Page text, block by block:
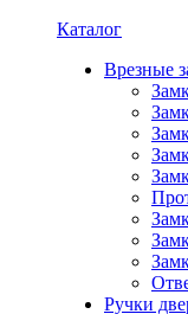
Каталог
Врезные
Ручки